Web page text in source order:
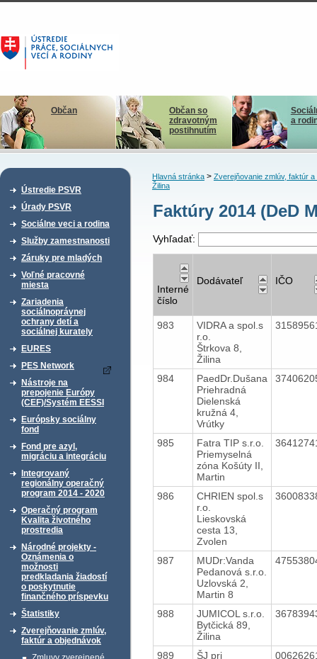
Občan
Občan so
zdravotným
postihnutím
a
Ústredie PSVR
Úrady PSVR
Sociálne veci a rodina
Služby zamestnanosti
Záruky pre mladých
Voľné pracovné
miesta
Zariadenia
sociálnoprávnej
ochrany detí a
sociálnej kurately
EURES
PES Network
Nástroje na
prepojenie Európy
(CEF)/Systém EESSI
Európsky sociálny
fond
Fond pre azyl,
migráciu a integráciu
Integrovaný
regionálny operačný
program 2014 - 2020
Operačný program
Kvalita životného
prostredia
Národné projekty -
Oznámenia o
možnosti
predkladania žiadostí
o poskytnutie
finančného príspevku
Štatistiky
Zverejňovanie zmlúv,
faktúr a objednávok
Hlavná stránka> Zverejňovanie zmlúv, faktúr a
Žilina
Faktúry 2014 (DeD
Vyhľadať:
Interné
číslo
Dodávateľ IČO
983
VIDRA a spol.s
r.o.
Štrkova 8,
Žilina
984
PaedDr.Dušana
Priehradná
Dielenská
kružná 4,
Vrútky
985
Fatra TIP s.r.o.
Priemyselná
zóna Košúty II,
Martin
986
CHRIEN spol.s
r.o.
Lieskovská
cesta 13,
Zvolen
987
MUDr:Vanda
Pedanová s.r.o.
Uzlovská 2,
Martin 8
988
JUMICOL s.r.o.
Bytčická 89,
Žilina
989
ŠJ pri